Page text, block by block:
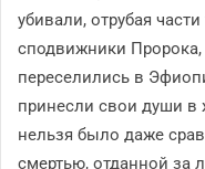
убивали, отрубая
сподвижники
переселились в
принесли свои души в
нельзя было даже
смертью, отданной за